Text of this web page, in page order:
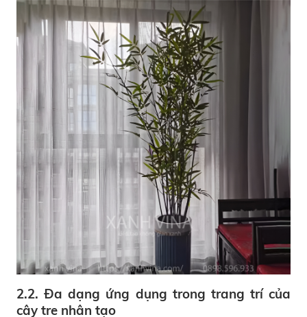
2.2. Đa dạng ứng dụng trong trang trí của
cây tre nhân tạo